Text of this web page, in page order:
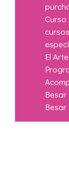
cursos
El
Besar
Besar